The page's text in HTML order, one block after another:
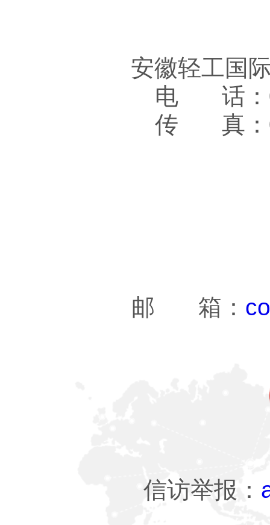
安徽轻工国
电 话：
传 真：
邮 箱：
信访举报：